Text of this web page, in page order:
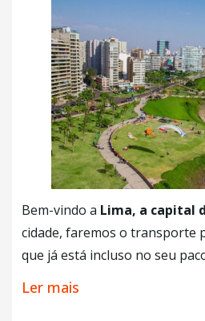
Bem-vindo a Lima, a capital
cidade, faremos o transporte
que já está incluso no seu
se encontra na melhor área
Ler mais